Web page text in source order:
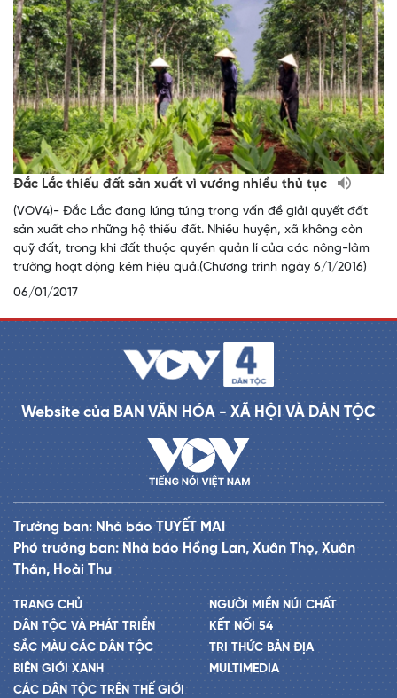
Đắc Lắc thiếu đất sản xuất vì vướng nhiều thủ tục
(VOV4)- Đắc Lắc đang lúng túng trong vấn đề giải quyết đất
sản xuất cho những hộ thiếu đất. Nhiều huyện, xã không còn
quỹ đất, trong khi đất thuộc quyền quản lí của các nông-lâm
trường hoạt động kém hiệu quả.(Chương trình ngày 6/1/2016)
06/01/2017
Website của BAN VĂN HÓA - XÃ HỘI VÀ DÂN TỘC
Trưởng ban: Nhà báo TUYẾT MAI
Phó trưởng ban: Nhà báo Hồng Lan, Xuân Thọ, Xuân
Thân, Hoài Thu
TRANG CHỦ
DÂN TỘC VÀ PHÁT TRIỂN
SẮC MÀU CÁC DÂN TỘC
BIÊN GIỚI XANH
CÁC DÂN TỘC TRÊN THẾ GIỚI
NGƯỜI MIỀN NÚI CHẤT
KẾT NỐI 54
TRI THỨC BẢN ĐỊA
MULTIMEDIA